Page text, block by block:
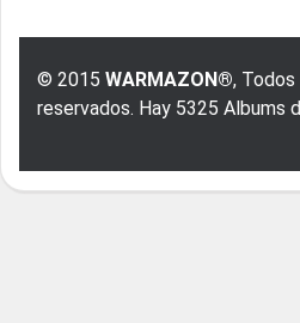
© 2015 WARMAZON®,
reservados. Hay 5325 Albums